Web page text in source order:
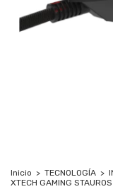
Inicio > TECNOLOGÍA >
XTECH GAMING